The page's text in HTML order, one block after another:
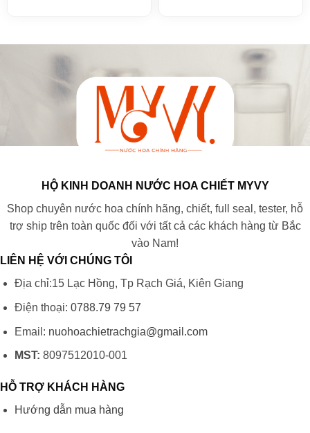
HỘ KINH DOANH NƯỚC HOA CHIẾT MYVY
Shop chuyên nước hoa chính hãng, chiết, full seal, tester, hỗ
trợ ship trên toàn quốc đối với tất cả các khách hàng từ Bắc
vào Nam!
LIÊN HỆ VỚI CHÚNG TÔI
Địa chỉ:15 Lạc Hồng, Tp Rạch Giá, Kiên Giang
Điện thoại: 0788.79 79 57
Email: nuohoachietrachgia@gmail.com
MST: 8097512010-001
HỖ TRỢ KHÁCH HÀNG
Hướng dẫn mua hàng